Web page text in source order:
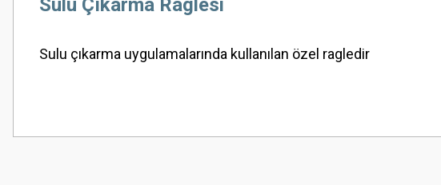
Sulu Çıkarma Raglesi
Sulu çıkarma uygulamalarında kullanılan özel ragledir
Görüş ve önerileriniz için teşekkür ederiz.